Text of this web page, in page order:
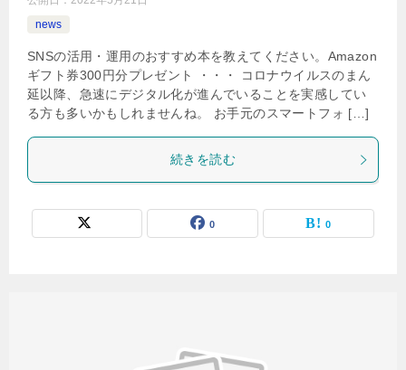
news
SNSの活用・運用のおすすめ本を教えてください。Amazon
ギフト券300円分プレゼント ・・・ コロナウイルスのまん
延以降、急速にデジタル化が進んでいることを実感してい
る方も多いかもしれませんね。 お手元のスマートフォ […]
続きを読む
0 0